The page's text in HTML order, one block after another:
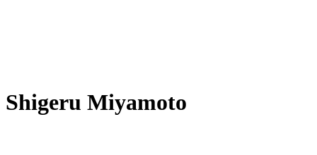
Shigeru Miyamoto